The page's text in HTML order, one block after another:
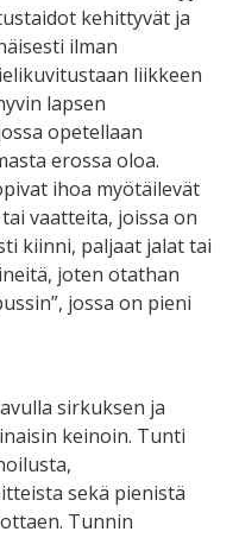
kehittyvät ja
ilman
liikkeen
lapsen
opetellaan
erossa oloa.
ihoa myötäilevät
vaatteita, joissa on
kiinni, paljaat jalat tai
joten otathan
jossa on pieni
sirkuksen ja
keinoin. Tunti
sekä pienistä
Tunnin